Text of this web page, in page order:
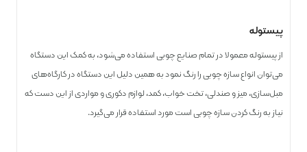
پیستوله
از پیستوله معمولا در تمام صنایع چوبی استفاده می‌شود، به کمک این دستگاه
می‌توان انواع سازه چوبی را رنگ نمود به همین دلیل این دستگاه در کارگاه‌های
مبل‌سازی، میز و صندلی، تخت خواب، کمد، لوازم دکوری و مواردی از این دست که
نیاز به رنگ کردن سازه چوبی است مورد استفاده قرار می‌گیرد.